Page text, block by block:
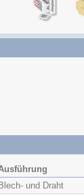
Blech- und Draht